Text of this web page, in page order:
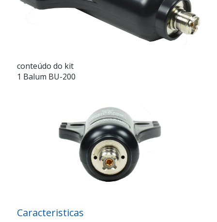
conteúdo do kit
1 Balum BU-200
Caracteristicas